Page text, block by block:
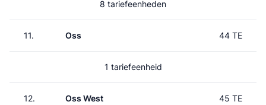
8 tariefeenheden
11. Oss 44 TE
1 tariefeenheid
12. Oss West 45 TE